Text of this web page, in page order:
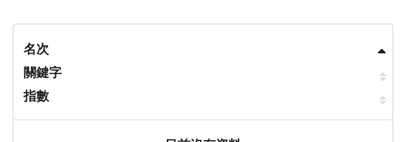
名次
關鍵字
指數